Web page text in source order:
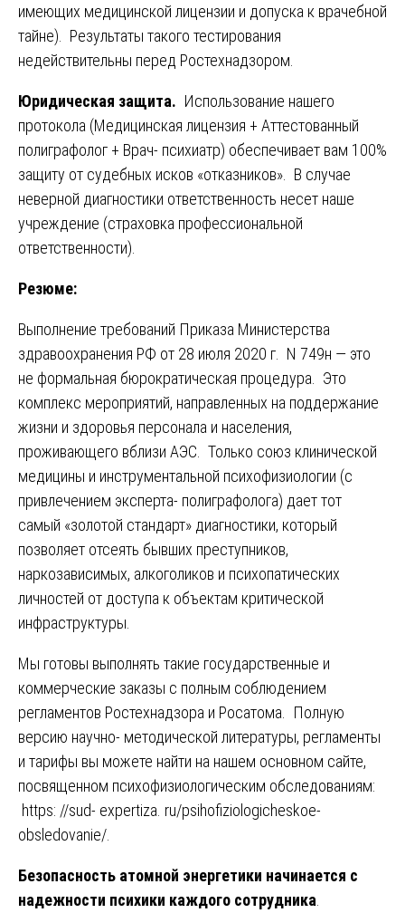
имеющих медицинской лицензии и допуска к врачебной
тайне). Результаты такого тестирования
недействительны перед Ростехнадзором.
Юридическая защита. Использование нашего
протокола (Медицинская лицензия + Аттестованный
полиграфолог + Врач- психиатр) обеспечивает вам 100%
защиту от судебных исков «отказников». В случае
неверной диагностики ответственность несет наше
учреждение (страховка профессиональной
ответственности).
Резюме:
Выполнение требований Приказа Министерства
здравоохранения РФ от 28 июля 2020 г. N 749н — это
не формальная бюрократическая процедура. Это
комплекс мероприятий, направленных на поддержание
жизни и здоровья персонала и населения,
проживающего вблизи АЭС. Только союз клинической
медицины и инструментальной психофизиологии (с
привлечением эксперта- полиграфолога) дает тот
самый «золотой стандарт» диагностики, который
позволяет отсеять бывших преступников,
наркозависимых, алкоголиков и психопатических
личностей от доступа к объектам критической
инфраструктуры.
Мы готовы выполнять такие государственные и
коммерческие заказы с полным соблюдением
регламентов Ростехнадзора и Росатома. Полную
версию научно- методической литературы, регламенты
и тарифы вы можете найти на нашем основном сайте,
посвященном психофизиологическим обследованиям:
https: //sud- expertiza. ru/psihofiziologicheskoe-
obsledovanie/
Безопасность атомной энергетики начинается с
надежности психики каждого сотрудника